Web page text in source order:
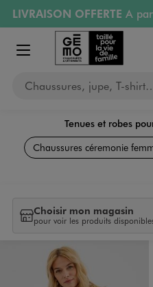
Aller au contenu principal
Aller à la navigation
LIVRAISON OFFERTE A
RETRAIT ET LIVRAISON
PAYEZ EN 3x SANS FRAIS
Retours OFFERTS
pendant
Afficher le menu
Chaussures, jupe, T-
Tenues et robes
Chaussures céremonie
Choisir mon magasin
pour voir les produits